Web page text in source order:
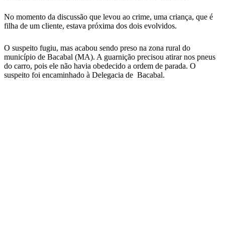
No momento da discussão que levou ao crime, uma criança, que é
filha de um cliente, estava próxima dos dois evolvidos.
O suspeito fugiu, mas acabou sendo preso na zona rural do
município de Bacabal (MA). A guarnição precisou atirar nos pneus
do carro, pois ele não havia obedecido a ordem de parada. O
suspeito foi encaminhado à Delegacia de Bacabal.